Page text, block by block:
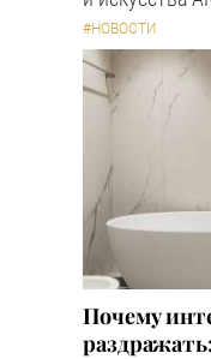
#НОВОСТИ
Почему